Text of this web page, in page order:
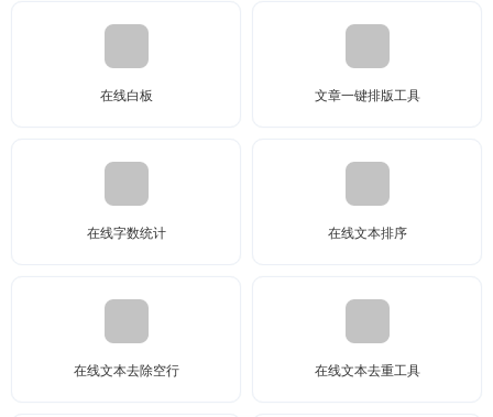
在线白板 文章一键排版工具
在线字数统计 在线文本排序
在线文本去除空行 在线文本去重工具